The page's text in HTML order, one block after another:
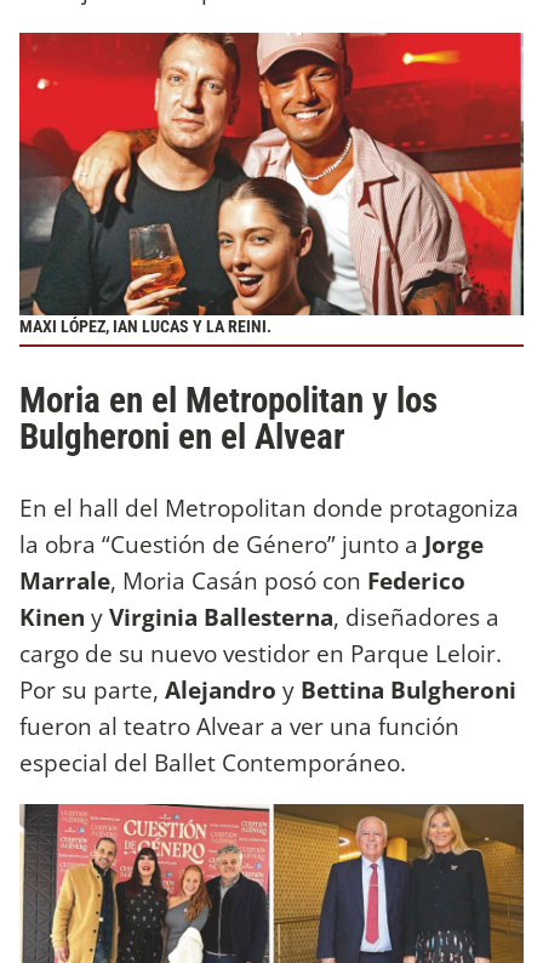
MAXI LÓPEZ, IAN LUCAS Y LA REINI.
Moria en el Metropolitan y los
Bulgheroni en el Alvear
En el hall del Metropolitan donde protagoniza
la obra “Cuestión de Género” junto a Jorge
Marrale, Moria Casán posó con Federico
Kinen yVirginia Ballesterna, diseñadores a
cargo de su nuevo vestidor en Parque Leloir.
Por su parte, Alejandro y Bettina Bulgheroni
fueron al teatro Alvear a ver una función
especial del Ballet Contemporáneo.